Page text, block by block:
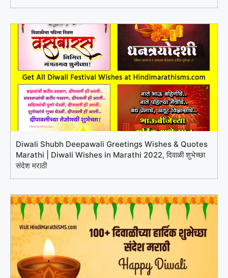
Diwali Shubh Deepawali Greetings Wishes & Quotes
Marathi | Diwali Wishes in Marathi 2022, दिवाळी शुभेच्छा
संदेश मराठी